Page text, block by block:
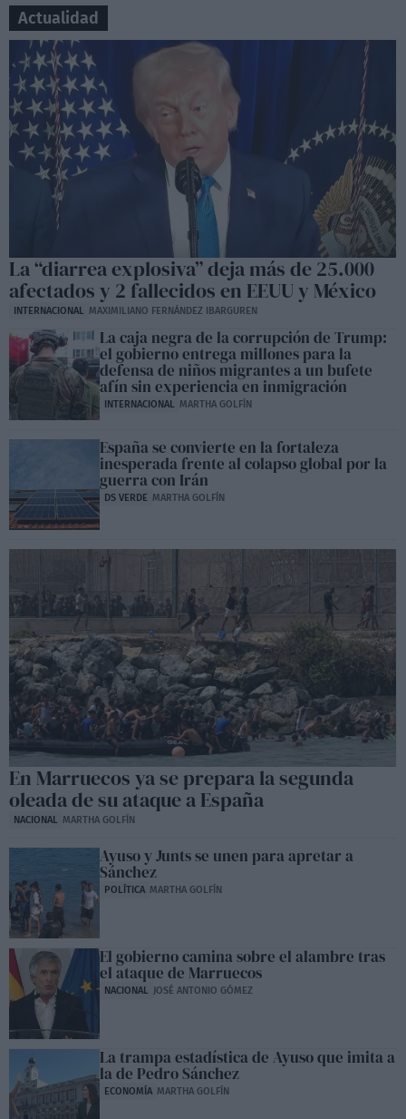
Actualidad
La “diarrea explosiva” deja más de 25.000
afectados y 2 fallecidos en EEUU y México
INTERNACIONAL MAXIMILIANO FERNÁNDEZ IBARGUREN
La caja negra de la corrupción de Trump:
el gobierno entrega millones para la
defensa de niños migrantes a un bufete
afín sin experiencia en inmigración
INTERNACIONAL MARTHA GOLFÍN
España se convierte en la fortaleza
inesperada frente al colapso global por la
guerra con Irán
DS VERDE MARTHA GOLFÍN
En Marruecos ya se prepara la segunda
oleada de su ataque a España
NACIONAL MARTHA GOLFÍN
Ayuso y Junts se unen para apretar a
Sánchez
POLÍTICA MARTHA GOLFÍN
El gobierno camina sobre el alambre tras
el ataque de Marruecos
NACIONAL JOSÉ ANTONIO GÓMEZ
La trampa estadística de Ayuso que imita a
la de Pedro Sánchez
ECONOMÍA MARTHA GOLFÍN